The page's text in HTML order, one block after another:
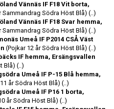
Vännäs IF F18 Vit borta,
Sammandrag Södra Höst Blå) (..)
Vännäs IF F18 Svar hemma,
Sammandrag Södra Höst Blå) (..)
Umeå IF P2014 CSÅ Väst
(Pojkar 12 år Södra Höst Blå) (..)
IF hemma, Ersängsvallen
Blå) (..)
Umeå IF P-15 Blå hemma,
år Södra Höst Blå) (..)
Umeå IF P16 1 borta,
år Södra Höst Blå) (..)